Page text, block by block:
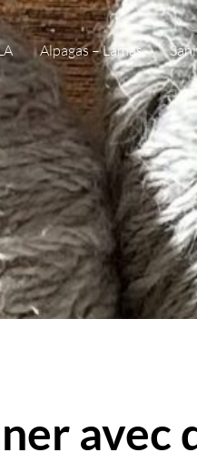
Alpagas – Lamas
avec